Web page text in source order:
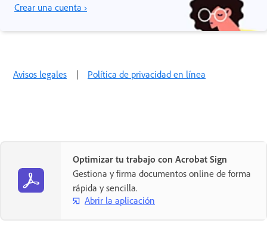
Crear una cuenta ›
Avisos legales | Política de privacidad en línea
Optimizar tu trabajo con Acrobat Sign
Gestiona y firma documentos online de forma
rápida y sencilla.
Abrir la aplicación